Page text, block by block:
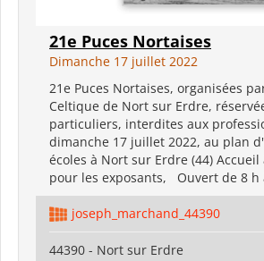
21e Puces Nortaises
Dimanche 17 juillet 2022
21e Puces Nortaises, organisées
Celtique de Nort sur Erdre,
particuliers, interdites aux
dimanche 17 juillet 2022, au plan
écoles à Nort sur Erdre (44)
pour les exposants, Ouvert de 8 h
joseph_marchand_44390
44390 - Nort sur Erdre